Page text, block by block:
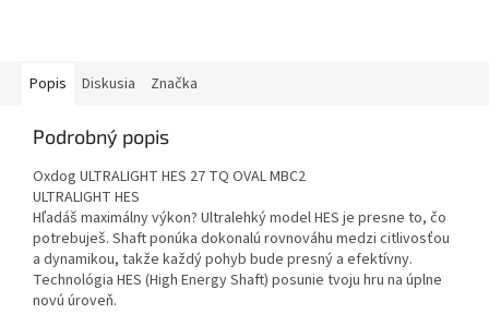
Popis Diskusia Značka
Podrobný popis
Oxdog ULTRALIGHT HES 27 TQ OVAL MBC2
ULTRALIGHT HES
Hľadáš maximálny výkon? Ultralehký model HES je presne to, čo
potrebuješ. Shaft ponúka dokonalú rovnováhu medzi citlivosťou
a dynamikou, takže každý pohyb bude presný a efektívny.
Technológia HES (High Energy Shaft) posunie tvoju hru na úplne
novú úroveň.